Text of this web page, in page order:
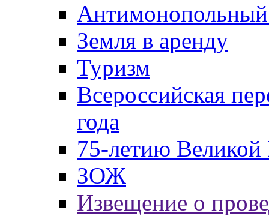
Антимонопольный
Земля в аренду
Туризм
Всероссийская
года
75-летию
ЗОЖ
Извещение о